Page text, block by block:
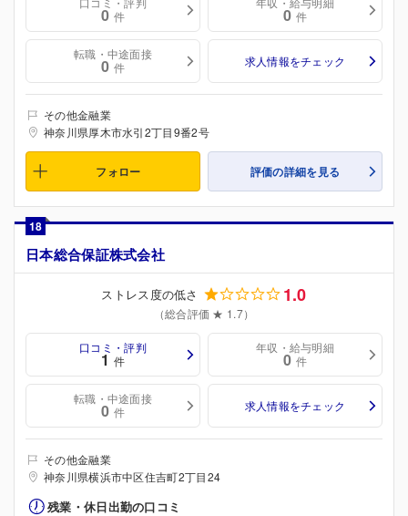
0 件 0 件
転職・中途面接
0 件 求人情報をチェック
その他金融業
神奈川県厚木市水引2丁目9番2号
フォロー 評価の詳細を見る
18
日本総合保証株式会社
ストレス度の低さ 1.0
（総合評価 ★ 1.7）
口コミ・評判
1 件
年収・給与明細
0 件
転職・中途面接
0 件 求人情報をチェック
その他金融業
神奈川県横浜市中区住吉町2丁目24
残業・休日出勤の口コミ